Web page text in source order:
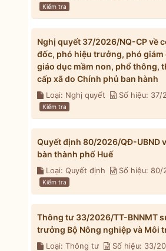
Kiểm tra
Nghị quyết 37/2026/NQ-CP về
đốc, phó hiệu trưởng, phó
giáo dục mầm non, phổ thông,
cấp xã do Chính phủ ban hành
Loại: Nghị quyết Số hiệu: 37/
Kiểm tra
Quyết định 80/2026/QĐ-UBND
bàn thành phố Huế
Loại: Quyết định Số hiệu: 80/
Kiểm tra
Thông tư 33/2026/TT-BNNMT
trưởng Bộ Nông nghiệp và Môi
Loại: Thông tư Số hiệu: 33/